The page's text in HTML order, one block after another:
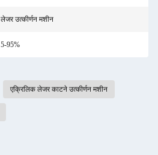
लेजर उत्कीर्णन मशीन
5-95%
एक्रिलिक लेजर काटने उत्कीर्णन मशीन